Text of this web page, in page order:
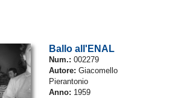
Ballo all'ENAL
Num.: 002279
Autore: Giacomello
Pierantonio
Anno: 1959